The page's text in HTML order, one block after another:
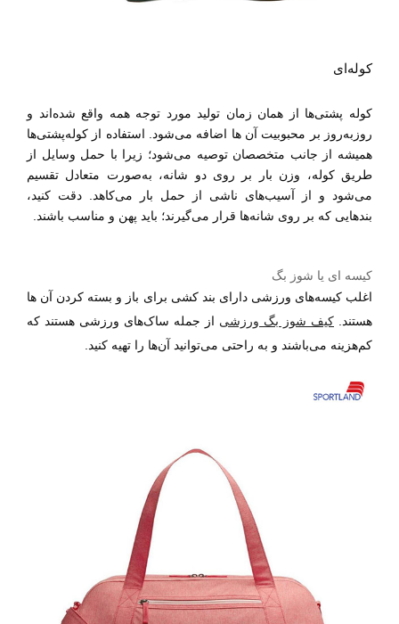
کوله‌ای
کوله پشتی‌ها از همان زمان تولید مورد ‌توجه همه واقع شده‌اند و
روز‌به‌روز بر محبوبیت آن ها اضافه می‌شود. استفاده از کوله‌پشتی‌ها
همیشه از جانب متخصصان توصیه می‌شود؛ زیرا با حمل وسایل از
طریق کوله، وزن بار بر روی دو شانه، به‌صورت متعادل تقسیم
می‌شود و از آسیب‌های ناشی از حمل بار می‌کاهد. دقت کنید،
بند‌هایی که بر روی شانه‌ها قرار می‌گیرند؛ باید پهن و مناسب باشند.
کیسه ای یا شوز بگ
اغلب کیسه‌های ورزشی دارای بند کشی برای باز و بسته کردن آن‌ ها
هستند. کیف شوز بگ ورزشی از جمله ساک‌های ورزشی هستند که
کم‌هزینه می‌باشند و به راحتی می‌توانید آن‌ها را تهیه کنید‌.